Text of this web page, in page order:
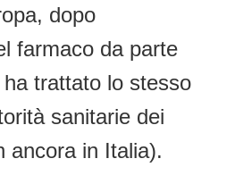
dopo
farmaco da parte
ha trattato lo stesso
sanitarie dei
ancora in Italia).